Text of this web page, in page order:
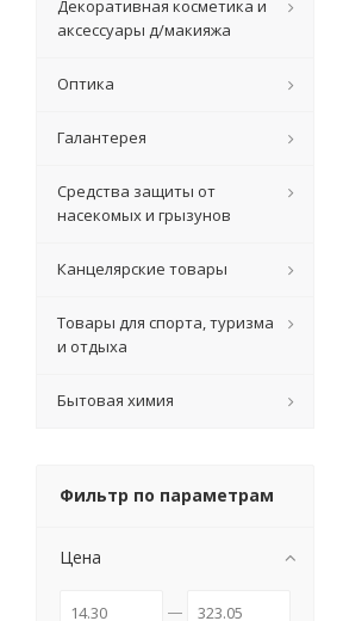
Декоративная косметика и
аксессуары д/макияжа
Оптика
Галантерея
Средства защиты от
насекомых и грызунов
Канцелярские товары
Товары для спорта, туризма
и отдыха
Бытовая химия
Фильтр по параметрам
Цена